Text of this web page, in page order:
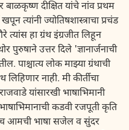
दीक्षित यांचे नांव प्रथम
त्यांनी ज्योतिषशास्त्राचा प्रचंड
त्यांस हा ग्रंथ इंग्रजीत लिहून
पुरुषाने उत्तर दिले 'ज्ञानार्जनाची
पाश्चात्य लोक माझ्या ग्रंथाची
नाही. मी कीर्तीचा
यांसारखी भाषाभिमानी
कडवी रजपूती कृति
आमची भाषा सजेल व सुंदर